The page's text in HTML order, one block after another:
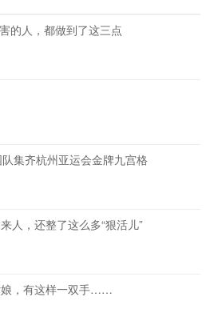
的人，都做到了这三点
集齐杭州亚运会金牌九宫格
人，还整了这么多“狠活儿”
娘，有这样一双手……